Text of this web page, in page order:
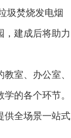
圾焚烧发电烟
，建成后将助力
室、办公室、
的各个环节。
供全场景一站式